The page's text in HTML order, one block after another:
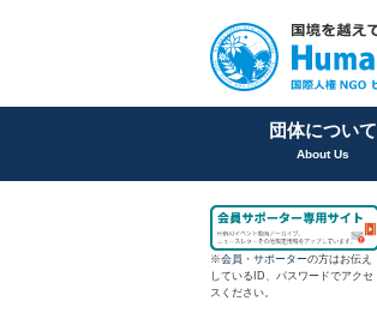
団体について
About Us
※会員 ・ サポーターの方はお伝え
しているID、パスワードでアクセ
スください。